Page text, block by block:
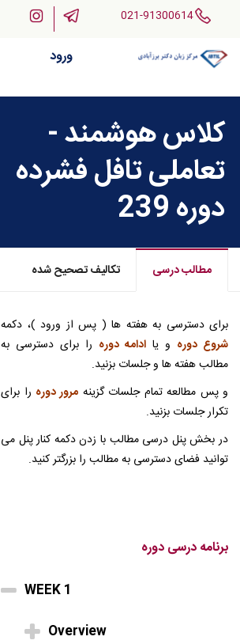
021-91300614
ورود
کلاس هوشمند -
تعاملی تافل فشرده
دوره 239
مطالب درسی تکالیف تصحیح شده
برای دسترسی به هفته ها ( پس از ورود )، دکمه
شروع دوره و یا ادامه دوره را برای دسترسی به
مطالب هفته ها و جلسات بزنید.
و پس مطالعه تمام جلسات گزینه مرور دوره را برای
تکرار جلسات بزنید.
در بخش پنل درسی مطالب با زدن دکمه کنار پنل می
توانید فضای دسترسی به مطالب را بزرگتر کنید.
برنامه درسی دوره
WEEK 1
Overview